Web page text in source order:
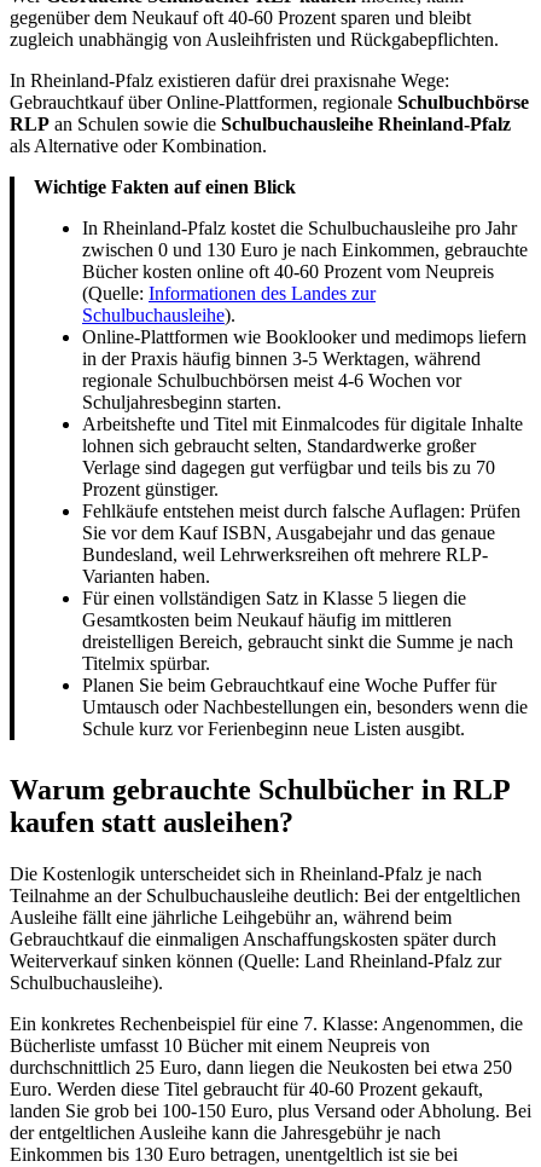
gegenüber dem Neukauf oft 40-60 Prozent sparen und bleibt
zugleich unabhängig von Ausleihfristen und Rückgabepflichten.
In Rheinland-Pfalz existieren dafür drei praxisnahe Wege:
Gebrauchtkauf über Online-Plattformen, regionale Schulbuchbörse
RLP an Schulen sowie die Schulbuchausleihe Rheinland-Pfalz
als Alternative oder Kombination.
Wichtige Fakten auf einen Blick
In Rheinland-Pfalz kostet die Schulbuchausleihe pro Jahr
zwischen 0 und 130 Euro je nach Einkommen, gebrauchte
Bücher kosten online oft 40-60 Prozent vom Neupreis
(Quelle: Informationen des Landes zur
Schulbuchausleihe).
Online-Plattformen wie Booklooker und medimops liefern
in der Praxis häufig binnen 3-5 Werktagen, während
regionale Schulbuchbörsen meist 4-6 Wochen vor
Schuljahresbeginn starten.
Arbeitshefte und Titel mit Einmalcodes für digitale Inhalte
lohnen sich gebraucht selten, Standardwerke großer
Verlage sind dagegen gut verfügbar und teils bis zu 70
Prozent günstiger.
Fehlkäufe entstehen meist durch falsche Auflagen: Prüfen
Sie vor dem Kauf ISBN, Ausgabejahr und das genaue
Bundesland, weil Lehrwerksreihen oft mehrere RLP-
Varianten haben.
Für einen vollständigen Satz in Klasse 5 liegen die
Gesamtkosten beim Neukauf häufig im mittleren
dreistelligen Bereich, gebraucht sinkt die Summe je nach
Titelmix spürbar.
Planen Sie beim Gebrauchtkauf eine Woche Puffer für
Umtausch oder Nachbestellungen ein, besonders wenn die
Schule kurz vor Ferienbeginn neue Listen ausgibt.
Warum gebrauchte Schulbücher in RLP
kaufen statt ausleihen?
Die Kostenlogik unterscheidet sich in Rheinland-Pfalz je nach
Teilnahme an der Schulbuchausleihe deutlich: Bei der entgeltlichen
Ausleihe fällt eine jährliche Leihgebühr an, während beim
Gebrauchtkauf die einmaligen Anschaffungskosten später durch
Weiterverkauf sinken können (Quelle: Land Rheinland-Pfalz zur
Schulbuchausleihe).
Ein konkretes Rechenbeispiel für eine 7. Klasse: Angenommen, die
Bücherliste umfasst 10 Bücher mit einem Neupreis von
durchschnittlich 25 Euro, dann liegen die Neukosten bei etwa 250
Euro. Werden diese Titel gebraucht für 40-60 Prozent gekauft,
landen Sie grob bei 100-150 Euro, plus Versand oder Abholung. Bei
der entgeltlichen Ausleihe kann die Jahresgebühr je nach
Einkommen bis 130 Euro betragen, unentgeltlich ist sie bei